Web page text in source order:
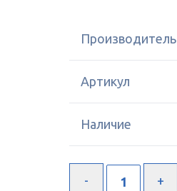
Производитель
Артикул
Наличие